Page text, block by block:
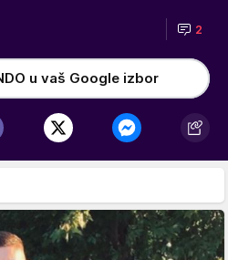
2
u vaš Google izbor